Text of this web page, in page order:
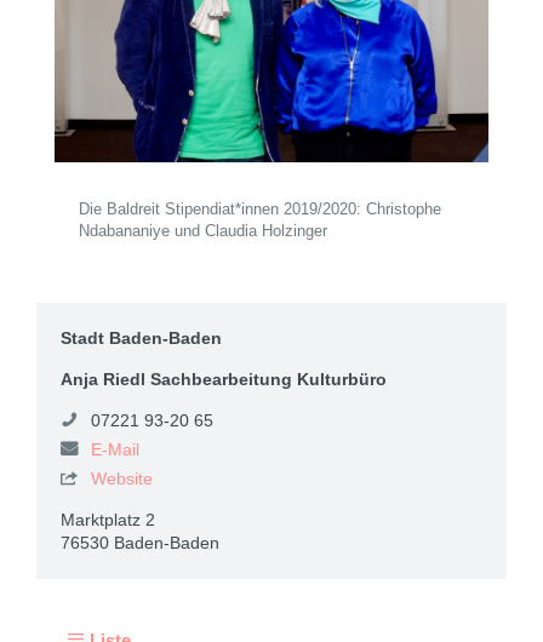
Die Baldreit Stipendiat*innen 2019/2020: Christophe
Ndabananiye und Claudia Holzinger
Stadt Baden-Baden
Anja Riedl Sachbearbeitung Kulturbüro
07221 93-20 65
E-Mail
 Website
Marktplatz 2
76530 Baden-Baden